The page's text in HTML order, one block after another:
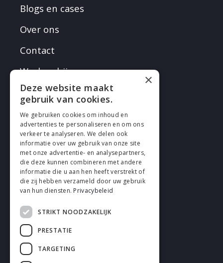
Blogs en cases
Over ons
Contact
Werken bij
VOLG EN
Cookies
Privacy
Disclaimer
×
Deze website maakt
gebruik van cookies.
We gebruiken cookies om inhoud en
advertenties te personaliseren en om ons
verkeer te analyseren. We delen ook
informatie over uw gebruik van onze site
met onze advertentie- en analysepartners,
die deze kunnen combineren met andere
informatie die u aan hen heeft verstrekt of
die zij hebben verzameld door uw gebruik
van hun diensten. Privacybeleid
STRIKT NOODZAKELIJK
PRESTATIE
TARGETING